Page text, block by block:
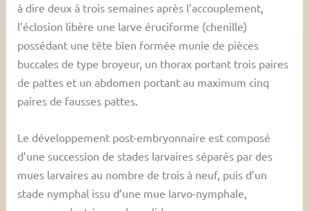
à dire deux à trois semaines après l’accouplement,
l’éclosion libère une larve éruciforme (chenille)
possédant une tête bien formée munie de pièces
buccales de type broyeur, un thorax portant trois paires
de pattes et un abdomen portant au maximum cinq
paires de fausses pattes.
Le développement post-embryonnaire est composé
d’une succession de stades larvaires séparés par des
mues larvaires au nombre de trois à neuf, puis d’un
stade nymphal issu d’une mue larvo-nymphale,